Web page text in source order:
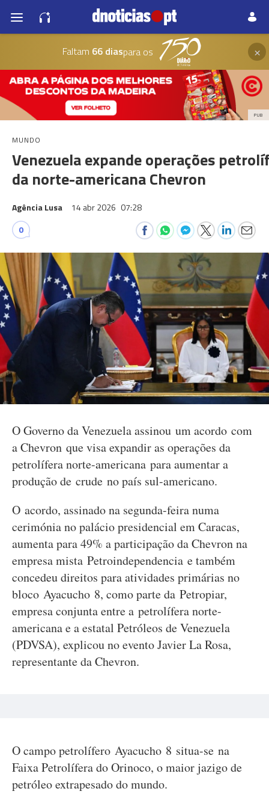
Faltam 66 diaspara os ×
PUB
MUNDO
Venezuela expande operações
da norte-americana Chevron
Agência Lusa 14 abr 2026 07:28
0
O Governo da Venezuela assinou um acordo com
a Chevron que visa expandir as operações da
petrolífera norte-americana para aumentar a
produção de crude no país sul-americano.
O acordo, assinado na segunda-feira numa
cerimónia no palácio presidencial em Caracas,
aumenta para 49% a participação da Chevron na
empresa mista Petroindependencia e também
concedeu direitos para atividades primárias no
bloco Ayacucho 8, como parte da Petropiar,
empresa conjunta entre a petrolífera norte-
americana e a estatal Petróleos de Venezuela
(PDVSA), explicou no evento Javier La Rosa,
representante da Chevron.
O campo petrolífero Ayacucho 8 situa-se na
Faixa Petrolífera do Orinoco, o maior jazigo de
petróleo extrapesado do mundo.